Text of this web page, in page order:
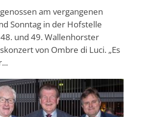
am vergangenen
Sonntag in der Hofstelle
und 49. Wallenhorster
von Ombre di Luci. „Es